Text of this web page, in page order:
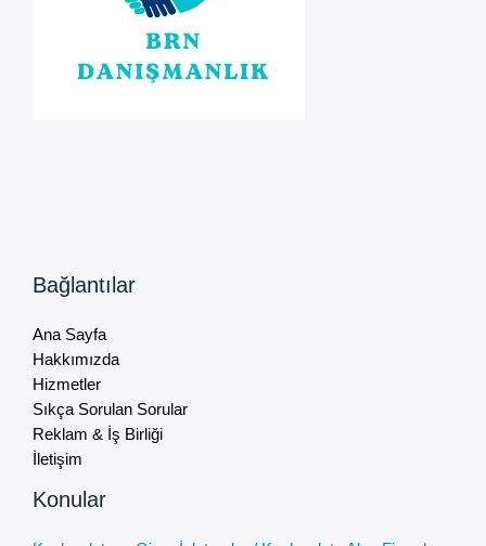
Bağlantılar
Ana Sayfa
Hakkımızda
Hizmetler
Sıkça Sorulan Sorular
Reklam & İş Birliği
İletişim
Konular